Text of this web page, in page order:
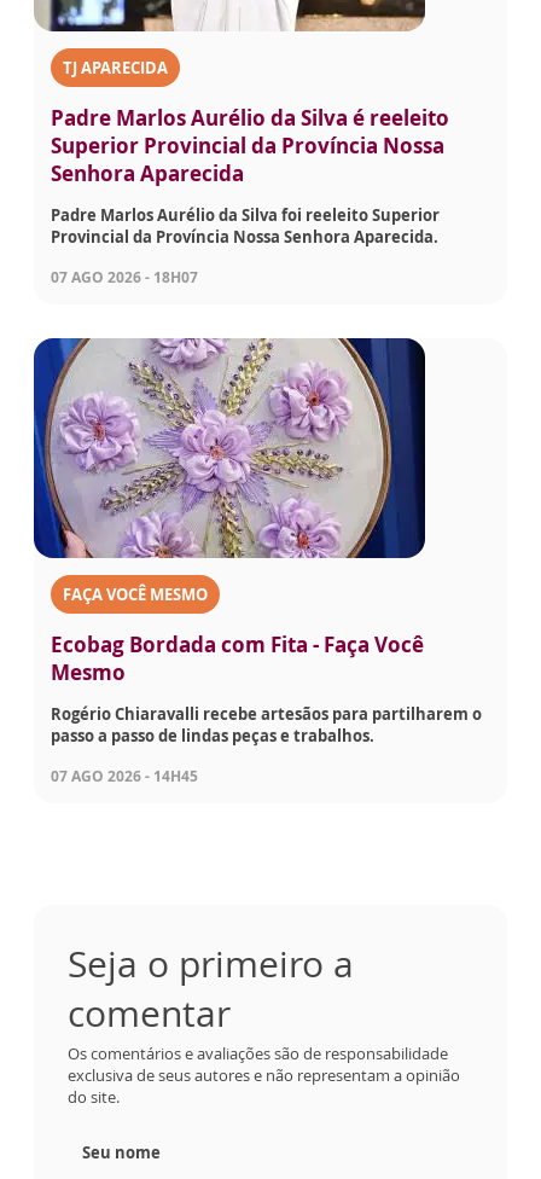
TJ APARECIDA
Padre Marlos Aurélio da Silva é reeleito
Superior Provincial da Província Nossa
Senhora Aparecida
Padre Marlos Aurélio da Silva foi reeleito Superior
Provincial da Província Nossa Senhora Aparecida.
07 AGO 2026 - 18H07
FAÇA VOCÊ MESMO
Ecobag Bordada com Fita - Faça Você
Mesmo
Rogério Chiaravalli recebe artesãos para partilharem o
passo a passo de lindas peças e trabalhos.
07 AGO 2026 - 14H45
Seja o primeiro a
comentar
Os comentários e avaliações são de responsabilidade
exclusiva de seus autores e não representam a opinião
do site.
Seu nome